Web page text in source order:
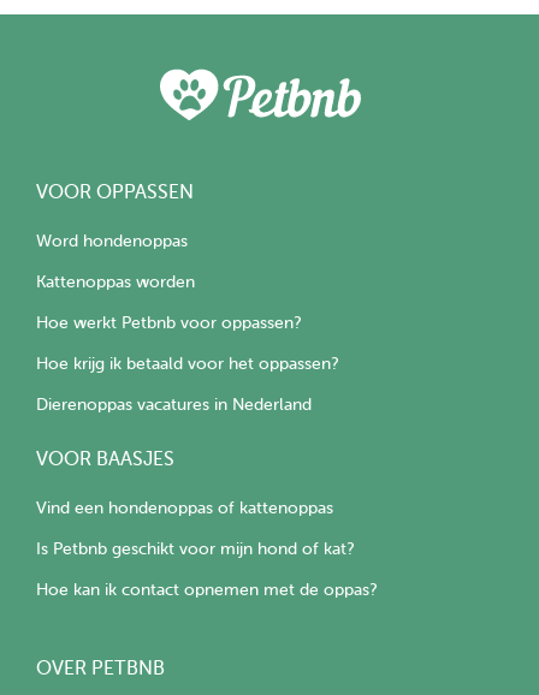
VOOR OPPASSEN
Word hondenoppas
Kattenoppas worden
Hoe werkt Petbnb voor oppassen?
Hoe krijg ik betaald voor het oppassen?
Dierenoppas vacatures in Nederland
VOOR BAASJES
Vind een hondenoppas of kattenoppas
Is Petbnb geschikt voor mijn hond of kat?
Hoe kan ik contact opnemen met de oppas?
OVER PETBNB